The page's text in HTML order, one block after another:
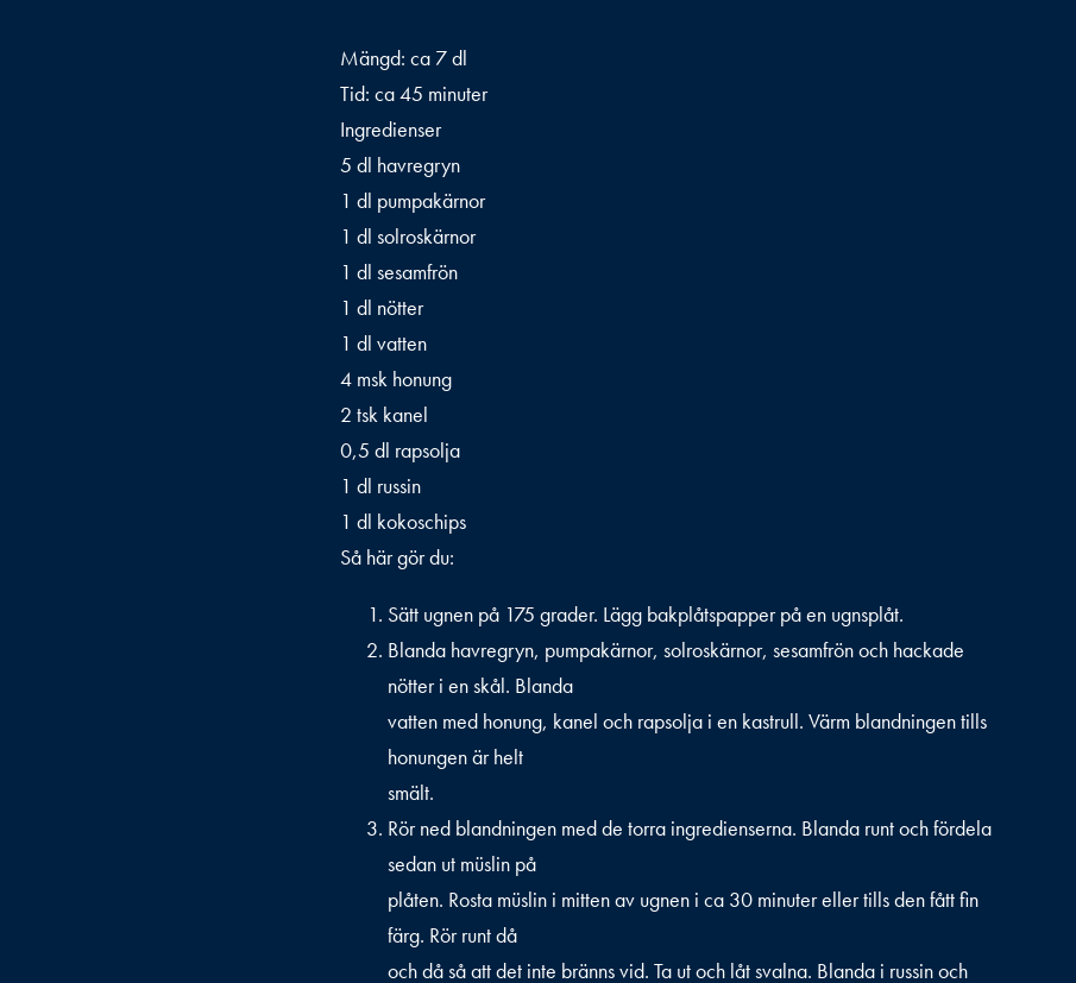
Mängd: ca 7 dl
Tid: ca 45 minuter
Ingredienser
5 dl havregryn
1 dl pumpakärnor
1 dl solroskärnor
1 dl sesamfrön
1 dl nötter
1 dl vatten
4 msk honung
2 tsk kanel
0,5 dl rapsolja
1 dl russin
1 dl kokoschips
Så här gör du:
Sätt ugnen på 175 grader. Lägg bakplåtspapper på en ugnsplåt.
Blanda havregryn, pumpakärnor, solroskärnor, sesamfrön och hackade
nötter i en skål. Blanda
vatten med honung, kanel och rapsolja i en kastrull. Värm blandningen tills
honungen är helt
smält.
Rör ned blandningen med de torra ingredienserna. Blanda runt och fördela
sedan ut müslin på
plåten. Rosta müslin i mitten av ugnen i ca 30 minuter eller tills den fått fin
färg. Rör runt då
och då så att det inte bränns vid. Ta ut och låt svalna. Blanda i russin och